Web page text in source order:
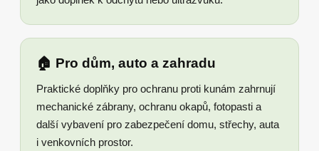
🏠 Pro dům, auto a zahradu
Praktické doplňky pro ochranu proti kunám zahrnují
mechanické zábrany, ochranu okapů, fotopasti a
další vybavení pro zabezpečení domu, střechy, auta
i venkovních prostor.